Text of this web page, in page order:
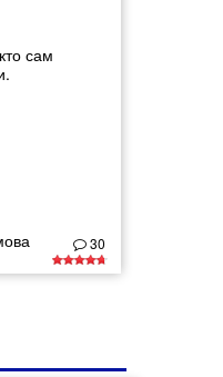
сам
30